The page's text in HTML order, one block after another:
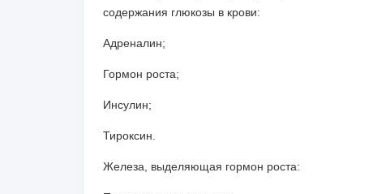
содержания глюкозы в крови:
Адреналин;
Гормон роста;
Инсулин;
Тироксин.
Железа, выделяющая гормон роста: